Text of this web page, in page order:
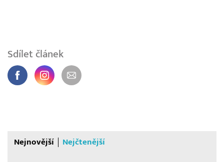
Sdílet článek
Nejnovější Nejčtenější